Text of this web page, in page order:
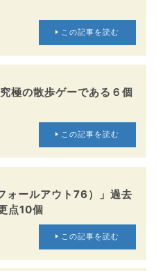
この記事を読む
極の散歩ゲーである６個
この記事を読む
ォールアウト76）」過去
点10個
この記事を読む